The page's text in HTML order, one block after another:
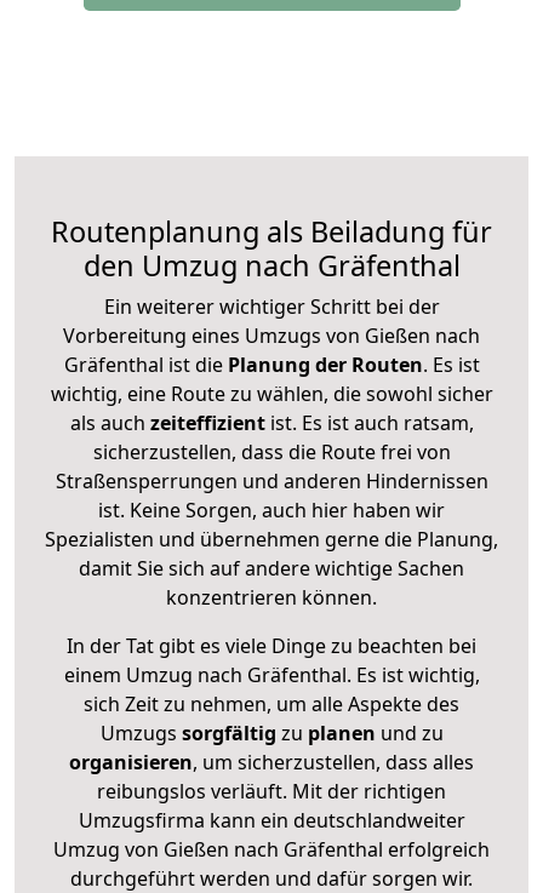
Routenplanung als Beiladung für
den Umzug nach Gräfenthal
Ein weiterer wichtiger Schritt bei der
Vorbereitung eines Umzugs von Gießen nach
Gräfenthal ist diePlanung der Routen. Es ist
wichtig, eine Route zu wählen, die sowohl sicher
als auch zeiteffizientist. Es ist auch ratsam,
sicherzustellen, dass die Route frei von
Straßensperrungen und anderen Hindernissen
ist. Keine Sorgen, auch hier haben wir
Spezialisten und übernehmen gerne die Planung,
damit Sie sich auf andere wichtige Sachen
konzentrieren können.
In der Tat gibt es viele Dinge zu beachten bei
einem Umzug nach Gräfenthal. Es ist wichtig,
sich Zeit zu nehmen, um alle Aspekte des
Umzugs sorgfältig zu planen und zu
organisieren, um sicherzustellen, dass alles
reibungslos verläuft. Mit der richtigen
Umzugsfirma kann ein deutschlandweiter
Umzug von Gießen nach Gräfenthal erfolgreich
durchgeführt werden und dafür sorgen wir.